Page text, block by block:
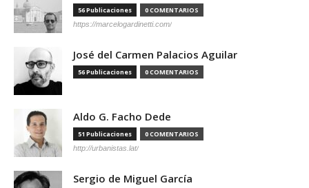
56 Publicaciones 0 COMENTARIOS
https://marcelogardinetti.com/
José del Carmen Palacios Aguilar
56 Publicaciones 0 COMENTARIOS
Aldo G. Facho Dede
51 Publicaciones 0 COMENTARIOS
http://urbanistas.lat/
Sergio de Miguel García